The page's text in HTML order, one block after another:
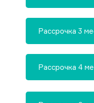
Рассрочка 3
Рассрочка 4